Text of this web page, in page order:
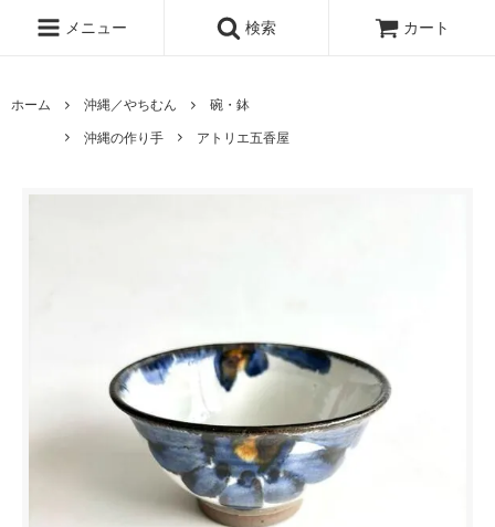
メニュー 検索 カート
ホーム 沖縄／やちむん
碗・鉢
沖縄の作り手
アトリエ五香屋